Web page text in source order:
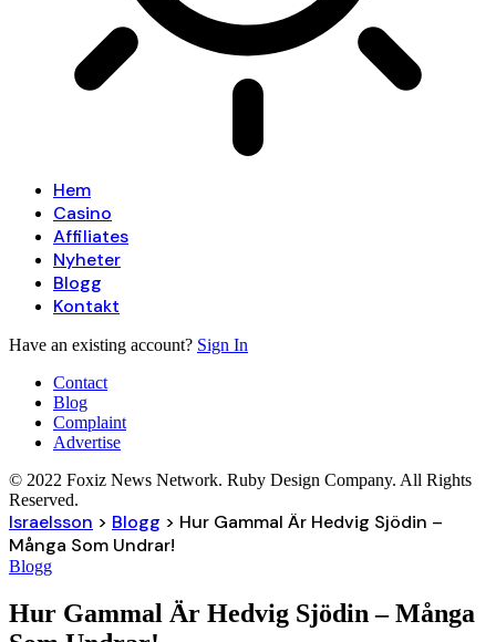
Hem
Casino
Affiliates
Nyheter
Blogg
Kontakt
Have an existing account? Sign In
Contact
Blog
Complaint
Advertise
© 2022 Foxiz News Network. Ruby Design Company. All Rights
Reserved.
Israelsson > Blogg > Hur Gammal Är Hedvig Sjödin –
Många Som Undrar!
Blogg
Hur Gammal Är Hedvig Sjödin – Många